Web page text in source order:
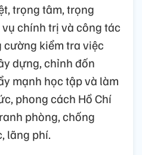
trọng tâm, trọng
chính trị và công tác
kiểm tra việc
dựng, chỉnh đốn
mạnh học tập và làm
phong cách Hồ Chí
phòng, chống
lãng phí.